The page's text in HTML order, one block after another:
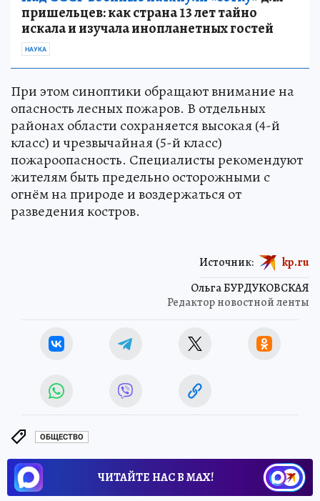
пришельцев: как страна 13 лет тайно
искала и изучала инопланетных гостей
НАУКА
При этом синоптики обращают внимание на
опасность лесных пожаров. В отдельных
районах области сохраняется высокая (4-й
класс) и чрезвычайная (5-й класс)
пожароопасность. Специалисты рекомендуют
жителям быть предельно осторожными с
огнём на природе и воздержаться от
разведения костров.
Ольга БУРДУКОВСКАЯ
Редактор новостной ленты
Источник: kp.ru
ОБЩЕСТВО
ЧИТАЙТЕ НАС В МАХ!